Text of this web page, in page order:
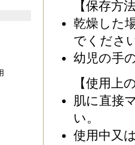
【保存方
乾燥した
でくださ
幼児の手
【使用上
肌に直接
い。
使用中又